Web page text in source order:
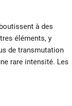
à des
éléments, y
de transmutation
rare intensité. Les